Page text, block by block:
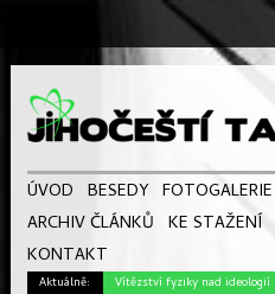
ÚVOD BESEDY FOTOGALERIE
ARCHIV ČLÁNKŮ KE STAŽENÍ
KONTAKT
Aktuálně: Vítězství fyziky nad ideologií